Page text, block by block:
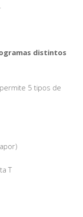
distintos
5 tipos de
T